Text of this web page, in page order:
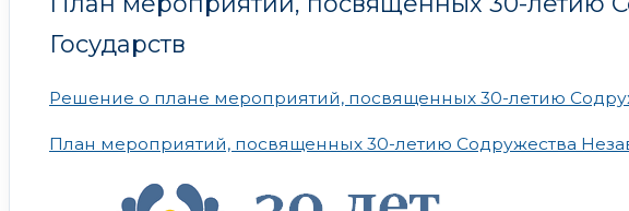
Государств
Решение о плане мероприятий, посвященных 30-летию
План мероприятий, посвященных 30-летию Содружества